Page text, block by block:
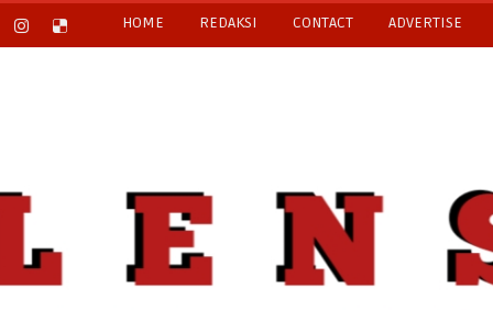
HOME REDAKSI CONTACT ADVERTISE